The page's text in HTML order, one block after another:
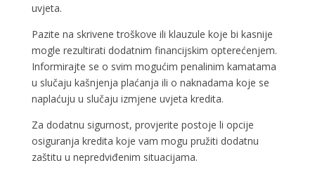
uvjeta.
Pazite na skrivene troškove ili klauzule koje bi kasnije
mogle rezultirati dodatnim financijskim opterećenjem.
Informirajte se o svim mogućim penalinim kamatama
u slučaju kašnjenja plaćanja ili o naknadama koje se
naplaćuju u slučaju izmjene uvjeta kredita.
Za dodatnu sigurnost, provjerite postoje li opcije
osiguranja kredita koje vam mogu pružiti dodatnu
zaštitu u nepredviđenim situacijama.